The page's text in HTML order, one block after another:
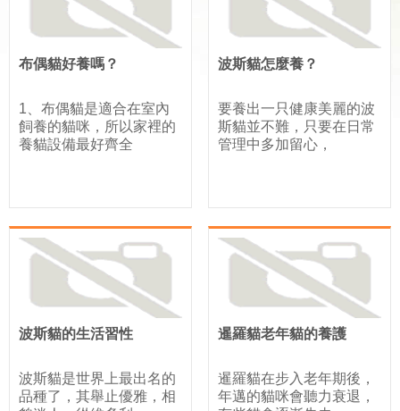
布偶貓好養嗎？
1、布偶貓是適合在室內
飼養的貓咪，所以家裡的
養貓設備最好齊全
波斯貓怎麼養？
要養出一只健康美麗的波
斯貓並不難，只要在日常
管理中多加留心，
波斯貓的生活習性
波斯貓是世界上最出名的
品種了，其舉止優雅，相
暹羅貓老年貓的養護
暹羅貓在步入老年期後，
年邁的貓咪會聽力衰退，